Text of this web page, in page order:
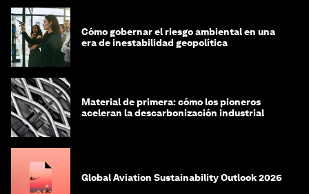
Cómo gobernar el riesgo ambiental en una
era de inestabilidad geopolítica
Material de primera: cómo los pioneros
aceleran la descarbonización industrial
Global Aviation Sustainability Outlook 2026